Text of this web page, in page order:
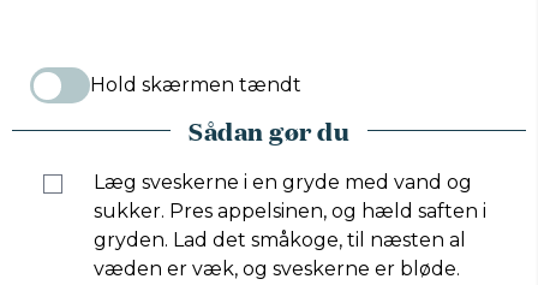
Hold skærmen tændt
Sådan gør du
Læg sveskerne i en gryde med vand og
sukker. Pres appelsinen, og hæld saften i
gryden. Lad det småkoge, til næsten al
væden er væk, og sveskerne er bløde.